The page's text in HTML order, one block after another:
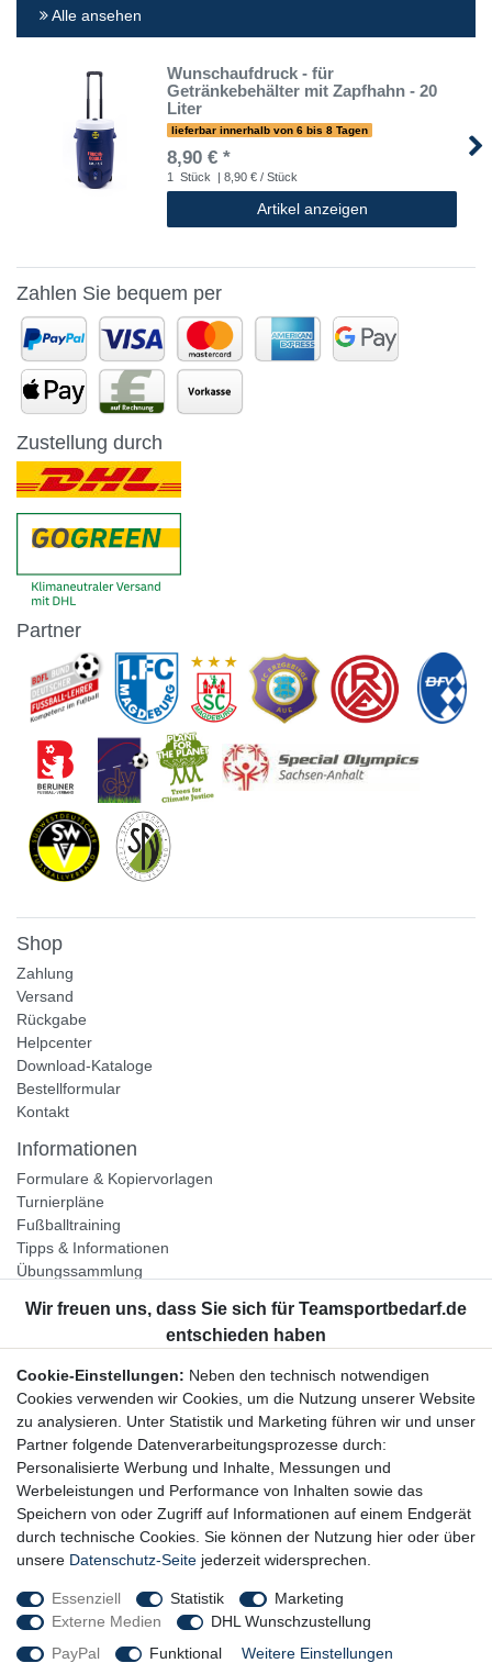
Alle ansehen
Wunschaufdruck - für
Getränkebehälter mit Zapfhahn - 20
Liter
lieferbar innerhalb von 6 bis 8 Tagen
8,90 € *
1 Stück | 8,90 € / Stück
Artikel anzeigen
Zahlen Sie bequem per
Zustellung durch
Partner
Shop
Zahlung
Versand
Rückgabe
Helpcenter
Download-Kataloge
Bestellformular
Kontakt
Informationen
Formulare & Kopiervorlagen
Turnierpläne
Fußballtraining
Tipps & Informationen
Übungssammlung
Unternehmen
Widerrufsrecht
Bestellung widerrufen
Datenschutzerklärung
AGB
Impressum
Newsletter
Newsletter-Anmeldung
Cookie-Einstellungen: Neben den technisch notwendigen
Cookies verwenden wir Cookies, um die Nutzung unserer Website
zu analysieren. Unter Statistik und Marketing führen wir und unser
Partner folgende Datenverarbeitungsprozesse durch:
Personalisierte Werbung und Inhalte, Messungen und
Werbeleistungen und Performance von Inhalten sowie das
Speichern von oder Zugriff auf Informationen auf einem Endgerät
durch technische Cookies. Sie können der Nutzung hier oder über
unsere Datenschutz-Seite jederzeit widersprechen.
Essenziell Statistik
Marketing
Externe Medien
DHL Wunschzustellung
PayPal
Funktional Weitere Einstellungen